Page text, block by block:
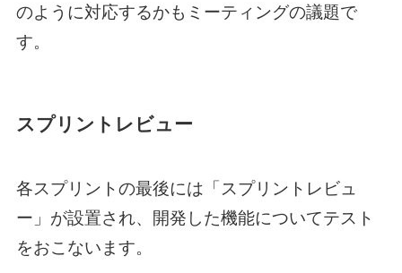
のように対応するかもミーティングの議題で
す。
スプリントレビュー
各スプリントの最後には「スプリントレビュ
ー」が設置され、開発した機能についてテスト
をおこないます。